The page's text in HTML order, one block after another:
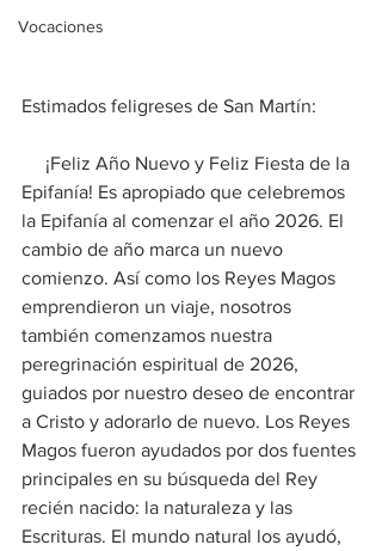
Vocaciones
Estimados feligreses de San Martín:
Epifanía! Es apropiado que celebremos
la Epifanía al comenzar el año 2026. El
cambio de año marca un nuevo
comienzo. Así como los Reyes Magos
emprendieron un viaje, nosotros
también comenzamos nuestra
peregrinación espiritual de 2026,
guiados por nuestro deseo de encontrar
a Cristo y adorarlo de nuevo. Los Reyes
Magos fueron ayudados por dos fuentes
principales en su búsqueda del Rey
recién nacido: la naturaleza y las
Escrituras. El mundo natural los ayudó,